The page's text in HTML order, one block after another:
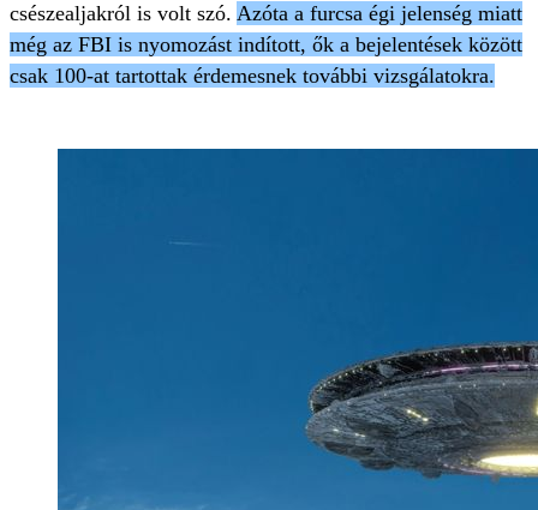
csészealjakról is volt szó. Azóta a furcsa égi jelenség miatt
még az FBI is nyomozást indított, ők a bejelentések között
csak 100-at tartottak érdemesnek további vizsgálatokra.